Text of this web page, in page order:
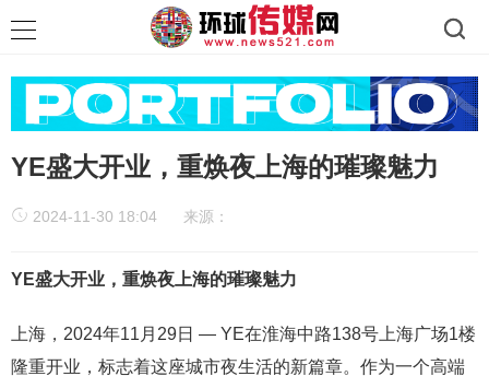
YE盛大开业，重焕夜上海的璀璨魅力
2024-11-30 18:04 来源：
YE盛大开业，重焕夜上海的璀璨魅力
上海，2024年11月29日 — YE在淮海中路138号上海广场1楼
隆重开业，标志着这座城市夜生活的新篇章。作为一个高端